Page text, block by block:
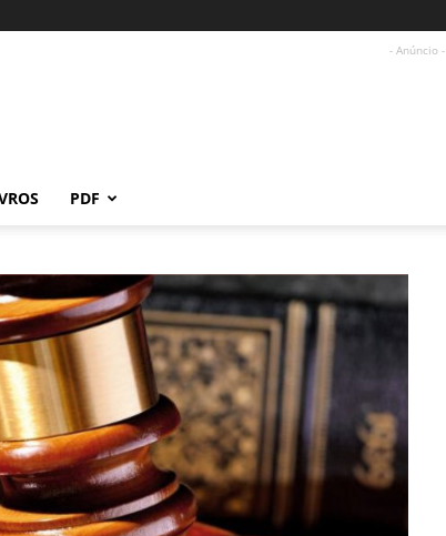
- Anúncio -
PDF